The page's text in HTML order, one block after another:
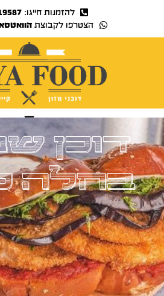
להזמנות חייגו:
הצטרפו לקבוצת
דוכן
בחלה